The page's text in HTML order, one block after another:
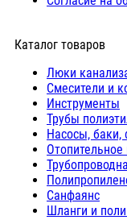
Каталог товаров
Люки
Cмесители и
Инструменты
Трубы
Насосы, баки,
Санфаянс
Шланги и